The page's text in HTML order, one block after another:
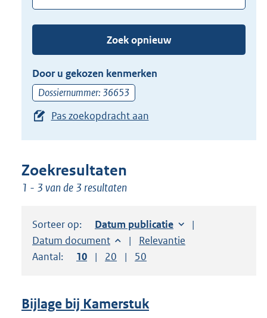
zoekterm
of
(dossier)nummer
in
of
de
pijl
beneden
toets
suggesties.
Druk
om
uw
Zoek opnieuw
Door u gekozen kenmerken
Dossiernummer: 36653
Pas zoekopdracht aan
Zoekresultaten
1 - 3 van de 3 resultaten
Sorteer op: Sorteer op:
Datum publicatie
Sorteer op:
Datum document Sorteer op:
Relevantie
Aantal:
Toon
10 resultaten per pagina
Toon
20 resultaten per pagina
Toon
50
Bijlage bij Kamerstuk